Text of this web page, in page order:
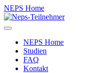
NEPS Home
Toggle
navigationNEPS Home
Studien
FAQ
Kontakt